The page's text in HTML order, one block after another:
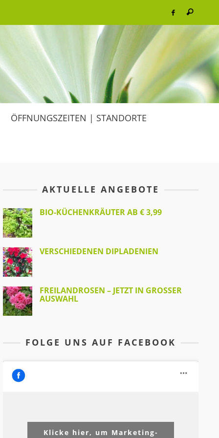
ÖFFNUNGSZEITEN | STANDORTE
AKTUELLE ANGEBOTE
BIO-KÜCHENKRÄUTER AB € 3,99
VERSCHIEDENEN DIPLADENIEN
FREILANDROSEN – JETZT IN GROSSER A
USWAHL
FOLGE UNS AUF FACEBOOK
Klicke hier, um Marketing-